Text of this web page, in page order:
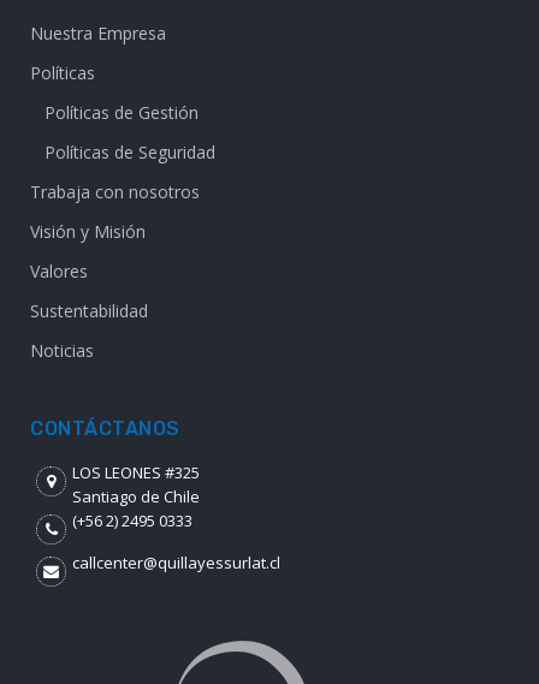
Nuestra Empresa
Políticas
Políticas de Gestión
Políticas de Seguridad
Trabaja con nosotros
Visión y Misión
Valores
Sustentabilidad
Noticias
CONTÁCTANOS
LOS LEONES #325
Santiago de Chile
(+56 2) 2495 0333
callcenter@quillayessurlat.cl